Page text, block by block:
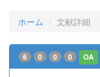
ホーム 文献詳細
6 0 0 0 OA